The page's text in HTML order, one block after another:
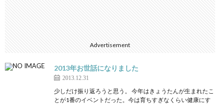
Advertisement
2013年お世話になりました
2013.12.31
少しだけ振り返ろうと思う。 今年はきょうたんが生まれたこ
とが1番のイベントだった。今は育ちすぎなくらい健康にす